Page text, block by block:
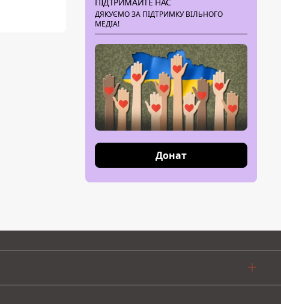
ДЯКУЄМО ЗА ПІДТРИМКУ ВІЛЬНОГО
МЕДІА!
Донат